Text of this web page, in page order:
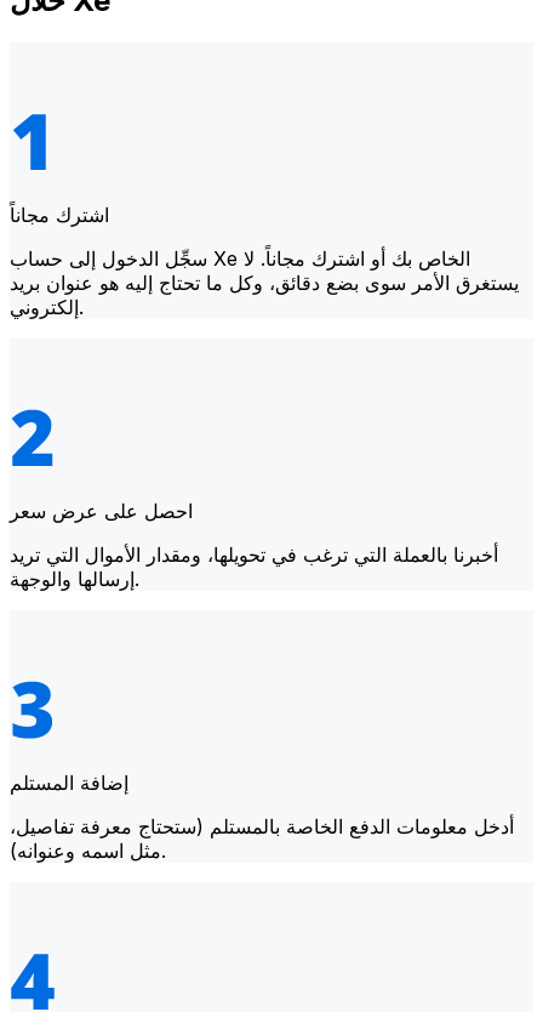
اشترك مجاناً
سجِّل الدخول إلى حساب Xe الخاص بك أو اشترك مجاناً. لا
يستغرق الأمر سوى بضع دقائق، وكل ما تحتاج إليه هو عنوان بريد
إلكتروني.
احصل على عرض سعر
أخبرنا بالعملة التي ترغب في تحويلها، ومقدار الأموال التي تريد
إرسالها والوجهة.
إضافة المستلم
أدخل معلومات الدفع الخاصة بالمستلم (ستحتاج معرفة تفاصيل،
مثل اسمه وعنوانه).